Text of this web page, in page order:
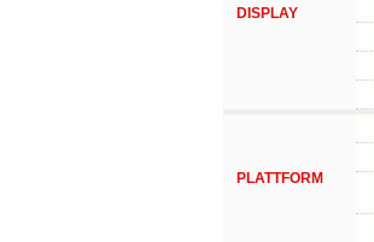
DISPLAY
PLATTFORM